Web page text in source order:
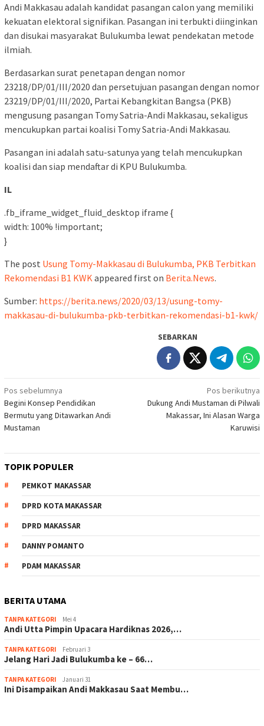
Andi Makkasau adalah kandidat pasangan calon yang memiliki
kekuatan elektoral signifikan. Pasangan ini terbukti diinginkan
dan disukai masyarakat Bulukumba lewat pendekatan metode
ilmiah.
Berdasarkan surat penetapan dengan nomor
23218/DP/01/III/2020 dan persetujuan pasangan dengan nomor
23219/DP/01/III/2020, Partai Kebangkitan Bangsa (PKB)
mengusung pasangan Tomy Satria-Andi Makkasau, sekaligus
mencukupkan partai koalisi Tomy Satria-Andi Makkasau.
Pasangan ini adalah satu-satunya yang telah mencukupkan
koalisi dan siap mendaftar di KPU Bulukumba.
IL
.fb_iframe_widget_fluid_desktop iframe {
width: 100% !important;
}
The post Usung Tomy-Makkasau di Bulukumba, PKB Terbitkan
Rekomendasi B1 KWK appeared first on Berita.News.
Sumber: https://berita.news/2020/03/13/usung-tomy-
makkasau-di-bulukumba-pkb-terbitkan-rekomendasi-b1-kwk/
SEBARKAN
Navigasi
pos
Pos sebelumnya
Begini Konsep Pendidikan
Bermutu yang Ditawarkan Andi
Mustaman
Pos berikutnya
Dukung Andi Mustaman di Pilwali
Makassar, Ini Alasan Warga
Karuwisi
TOPIK POPULER
PEMKOT MAKASSAR
DPRD KOTA MAKASSAR
DPRD MAKASSAR
DANNY POMANTO
PDAM MAKASSAR
BERITA UTAMA
TANPA KATEGORI Mei 4
Andi Utta Pimpin Upacara Hardiknas 2026,…
TANPA KATEGORI Februari 3
Jelang Hari Jadi Bulukumba ke – 66…
TANPA KATEGORI Januari 31
Ini Disampaikan Andi Makkasau Saat Membu…